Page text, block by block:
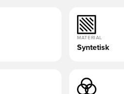
MATERIAL
Syntetisk